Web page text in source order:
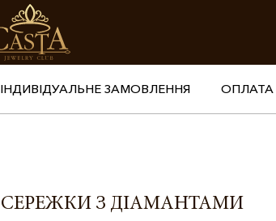
ІНДИВІДУАЛЬНЕ ЗАМОВЛЕННЯ ОПЛАТА
СЕРЕЖКИ З ДІАМАНТАМИ